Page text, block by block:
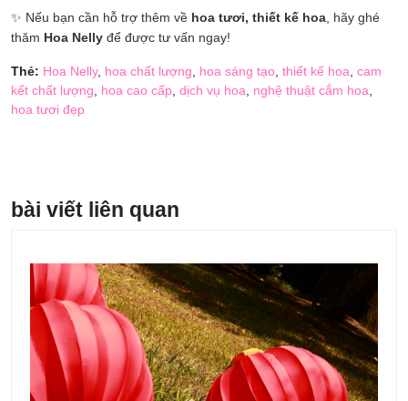
✨ Nếu bạn cần hỗ trợ thêm về hoa tươi, thiết kế hoa , hãy ghé
thăm Hoa Nelly để được tư vấn ngay!
Thẻ: Hoa Nelly, hoa chất lượng hoa sáng tạo thiết kế hoa cam
kết chất lượng
hoa cao cấp dịch vụ hoa nghệ thuật cắm hoa
hoa tươi đẹp
bài viết liên quan